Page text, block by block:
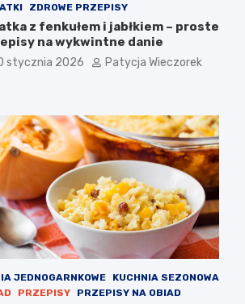
ZDROWE PRZEPISY
z fenkułem i jabłkiem – proste
na wykwintne danie
stycznia 2026 Patycja Wieczorek
JEDNOGARNKOWE
KUCHNIA SEZONOWA
PRZEPISY PRZEPISY NA OBIAD